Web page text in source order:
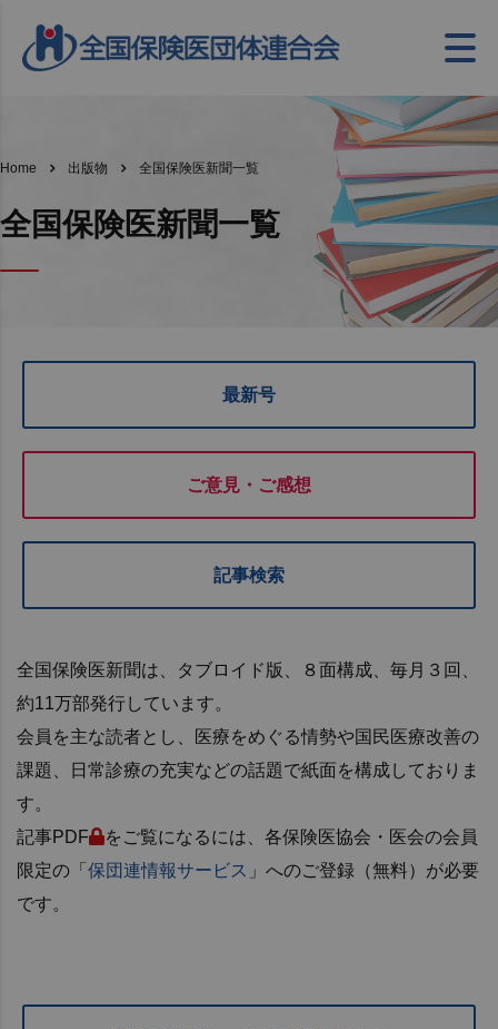
Home 出版物 全国保険医新聞一覧
全国保険医新聞一覧
最新号
ご意見・ご感想
記事検索
全国保険医新聞は、タブロイド版、８面構成、毎月３回、
約11万部発行しています。
会員を主な読者とし、医療をめぐる情勢や国民医療改善の
課題、日常診療の充実などの話題で紙面を構成しておりま
す。
記事PDF
をご覧になるには、各保険医協会・医会の会員
限定の「 保団連情報サービス 」へのご登録（無料）が必要
です。